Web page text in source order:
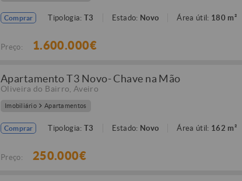
Comprar Tipologia: T3 Estado: Novo Área útil: 180 m²
Preço: 1.600.000€
Apartamento T3 Novo- Chave na Mão
Oliveira do Bairro Aveiro
Imobiliário Apartamentos
Comprar Tipologia: T3 Estado: Novo Área útil: 162 m²
Preço: 250.000€